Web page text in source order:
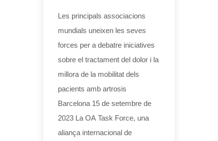
Les principals associacions
mundials uneixen les seves
forces per a debatre iniciatives
sobre el tractament del dolor i la
millora de la mobilitat dels
pacients amb artrosis
Barcelona 15 de setembre de
2023 La OA Task Force, una
aliança internacional de